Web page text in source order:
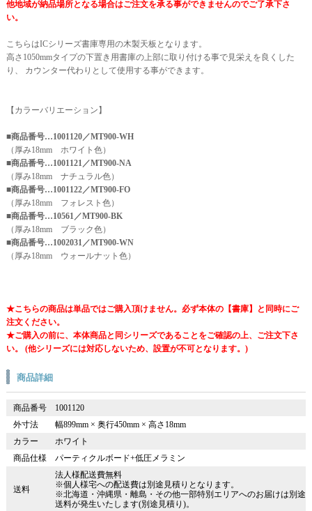
他地域が納品場所となる場合はご注文を承る事ができませんのでご了承下さ
い。
こちらはICシリーズ書庫専用の木製天板となります。
高さ1050mmタイプの下置き用書庫の上部に取り付ける事で見栄えを良くした
り、 カウンター代わりとして使用する事ができます。
【カラーバリエーション】
■商品番号…1001120／MT900-WH
（厚み18mm ホワイト色）
■商品番号…1001121／MT900-NA
（厚み18mm ナチュラル色）
■商品番号…1001122／MT900-FO
（厚み18mm フォレスト色）
■商品番号…10561／MT900-BK
（厚み18mm ブラック色）
■商品番号…1002031／MT900-WN
（厚み18mm ウォールナット色）
★こちらの商品は単品ではご購入頂けません。必ず本体の【書庫】と同時にご
注文ください。
★ご購入の前に、本体商品と同シリーズであることをご確認の上、ご注文下さ
い。 (他シリーズには対応しないため、設置が不可となります。)
商品詳細
商品番号
1001120
外寸法
幅899mm × 奥行450mm × 高さ18mm
カラー
ホワイト
商品仕様
パーティクルボード+低圧メラミン
送料
法人様配送費無料
※個人様宅への配送費は別途見積りとなります。
※北海道・沖縄県・離島・その他一部特別エリアへのお届けは別途
送料が発生いたします(別途見積り)。